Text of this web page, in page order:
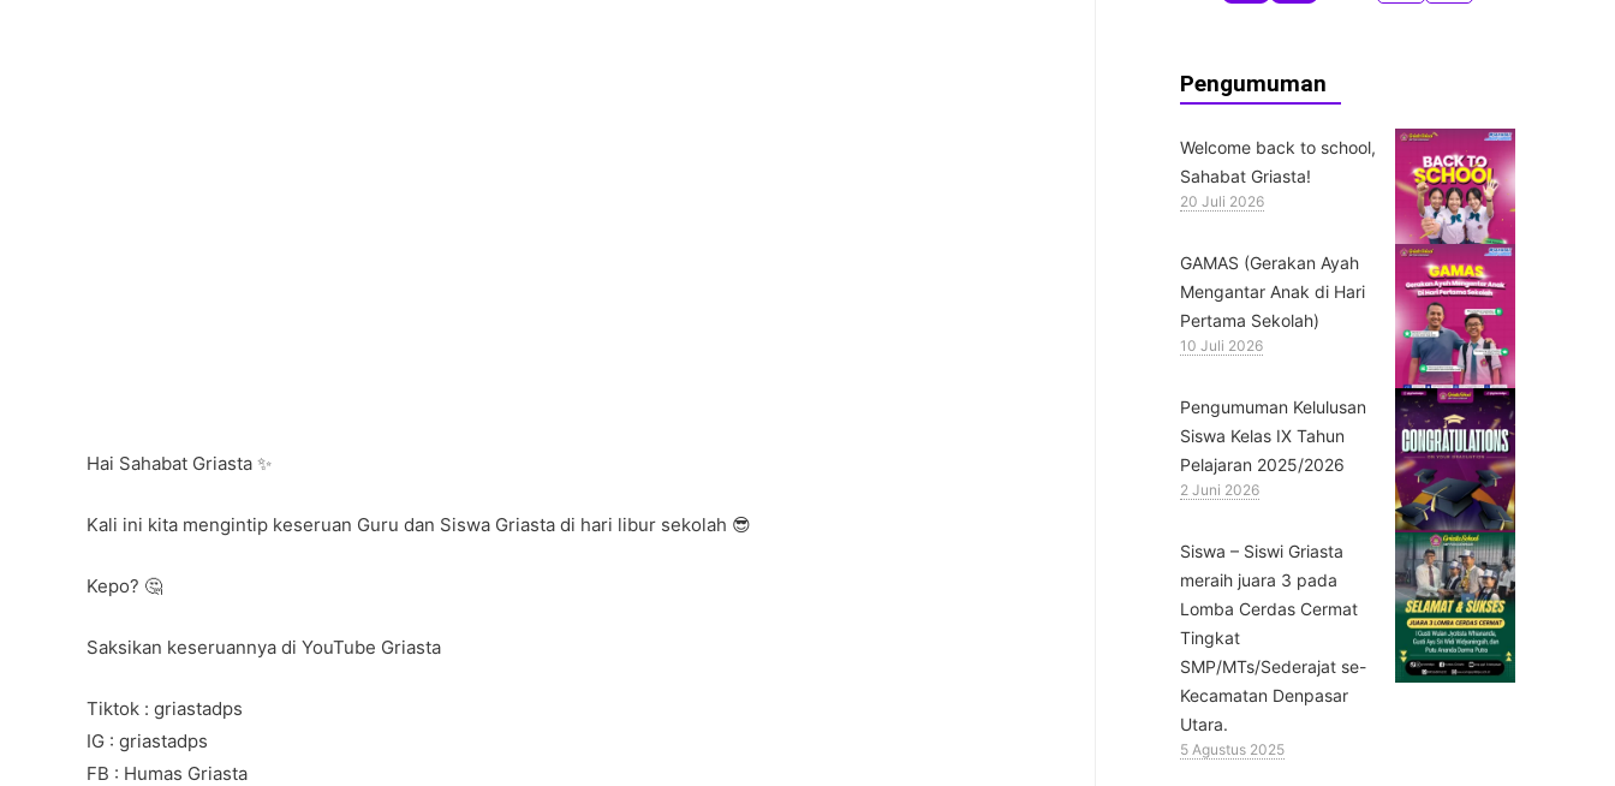
Hai Sahabat Griasta ✨
Kali ini kita mengintip keseruan Guru dan Siswa Griasta di hari libur sekolah 😎
Kepo? 🤔
Saksikan keseruannya di YouTube Griasta
Tiktok : griastadps
IG : griastadps
FB : Humas Griasta
Pengumuman
Welcome back to school,
Sahabat Griasta!
20 Juli 2026
GAMAS (Gerakan Ayah
Mengantar Anak di Hari
Pertama Sekolah)
10 Juli 2026
Pengumuman Kelulusan
Siswa Kelas IX Tahun
Pelajaran 2025/2026
2 Juni 2026
Siswa – Siswi Griasta
meraih juara 3 pada
Lomba Cerdas Cermat
Tingkat
SMP/MTs/Sederajat se-
Kecamatan Denpasar
Utara.
5 Agustus 2025